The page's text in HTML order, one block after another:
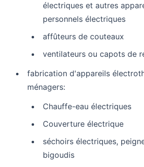
électriques et autres
personnels électriques
affûteurs de couteaux
ventilateurs ou capots de
fabrication d'appareils
ménagers:
Chauffe-eau électriques
Couverture électrique
séchoirs électriques,
bigoudis